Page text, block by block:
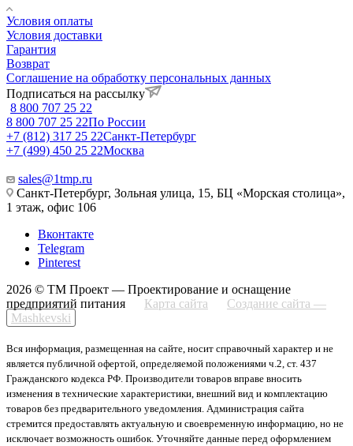
Условия оплаты
Условия доставки
Гарантия
Возврат
Соглашение на обработку персональных данных
Подписаться на рассылку
8 800 707 25 22
8 800 707 25 22По России
+7 (812) 317 25 22Санкт-Петербург
+7 (499) 450 25 22Москва
sales@1tmp.ru
Санкт-Петербург, Зольная улица, 15, БЦ «Морская столица»,
1 этаж, офис 106
Вконтакте
Telegram
Pinterest
2026 © ТМ Проект — Проектирование и оснащение
предприятий питания
Карта сайта
Создание сайта —
Mashkevski
Вся информация, размещенная на сайте, носит справочный характер и не
является публичной офертой, определяемой положениями ч.2, ст. 437
Гражданского кодекса РФ. Производители товаров вправе вносить
изменения в технические характеристики, внешний вид и комплектацию
товаров без предварительного уведомления. Администрация сайта
стремится предоставлять актуальную и своевременную информацию, но не
исключает возможность ошибок. Уточняйте данные перед оформлением